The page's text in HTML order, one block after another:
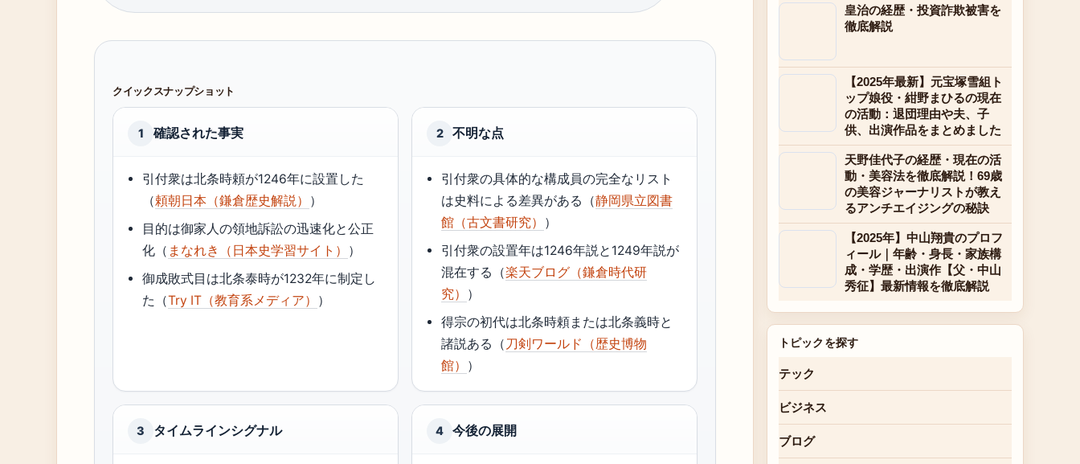
クイックスナップショット
1 確認された事実
引付衆は北条時頼が1246年に設置した
（頼朝日本（鎌倉歴史解説） ）
目的は御家人の領地訴訟の迅速化と公正
化（ まなれき（日本史学習サイト） ）
御成敗式目は北条泰時が1232年に制定し
た（Try IT（教育系メディア） ）
2 不明な点
引付衆の具体的な構成員の完全なリスト
は史料による差異がある（静岡県立図書
館（古文書研究） ）
引付衆の設置年は1246年説と1249年説が
混在する（楽天ブログ（鎌倉時代研
究） ）
得宗の初代は北条時頼または北条義時と
諸説ある（ 刀剣ワールド（歴史博物
館） ）
3 タイムラインシグナル 4 今後の展開
皇治の経歴・投資詐欺被害を
徹底解説
【2025年最新】元宝塚雪組ト
ップ娘役・紺野まひるの現在
の活動：退団理由や夫、子
供、出演作品をまとめました
天野佳代子の経歴・現在の活
動・美容法を徹底解説！69歳
の美容ジャーナリストが教え
るアンチエイジングの秘訣
【2025年】中山翔貴のプロフ
ィール｜年齢・身長・家族構
成・学歴・出演作【父・中山
秀征】最新情報を徹底解説
トピックを探す
テック
ビジネス
ブログ